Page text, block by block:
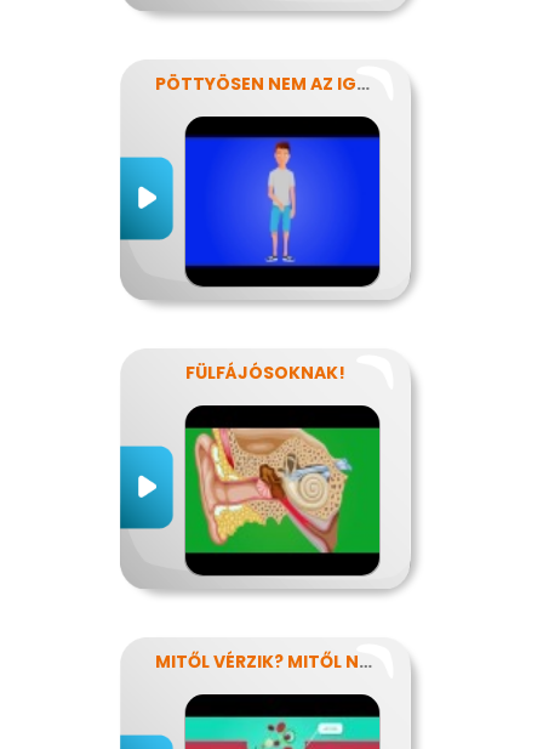
PÖTTYÖSEN NEM AZ IGAZI
FÜLFÁJÓSOKNAK!
MITŐL VÉRZIK? MITŐL NEM VÉRZIK?